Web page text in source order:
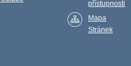
přístupnosti
Mapa
Stránek